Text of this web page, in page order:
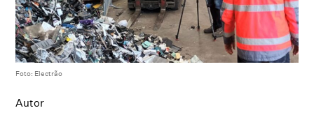
Foto: Electrão
Autor